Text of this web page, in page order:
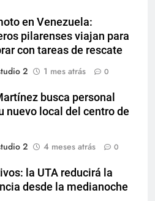
en Venezuela:
pilarenses viajan para
con tareas de rescate
2
1 mes atrás 0
busca personal
nuevo local del centro de
2
4 meses atrás 0
la UTA reducirá la
desde la medianoche